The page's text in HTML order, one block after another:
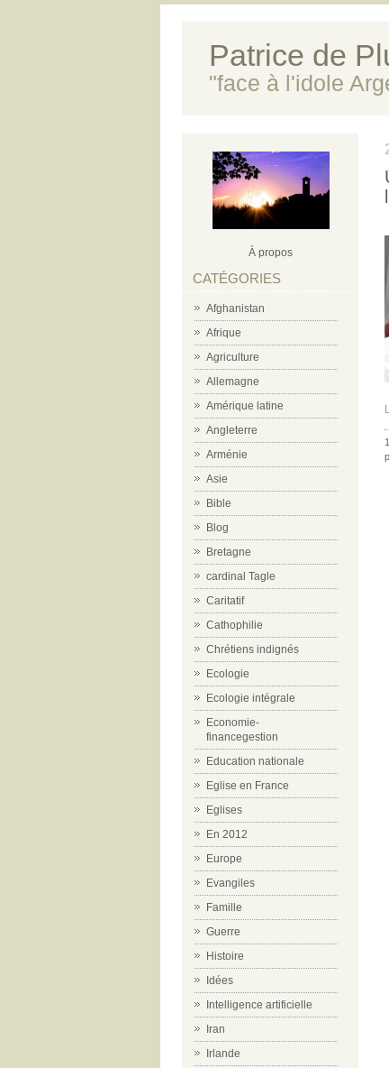
Patrice de
"face à l'idole
À propos
CATÉGORIES
Afghanistan
Afrique
Agriculture
Allemagne
Amérique latine
Angleterre
Arménie
Asie
Bible
Blog
Bretagne
cardinal Tagle
Caritatif
Cathophilie
Chrétiens indignés
Ecologie
Ecologie intégrale
Economie-
financegestion
Education nationale
Eglise en France
Eglises
En 2012
Europe
Evangiles
Famille
Guerre
Histoire
Idées
Intelligence artificielle
Iran
Irlande